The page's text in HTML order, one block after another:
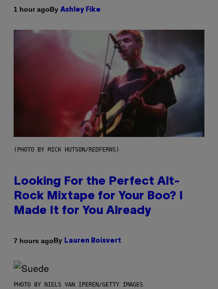
1 hour agoBy Ashley Fike
(PHOTO BY MICK HUTSON/REDFERNS)
Looking For the Perfect Alt-
Rock Mixtape for Your Boo? I
Made It for You Already
7 hours agoBy Lauren Boisvert
PHOTO BY NIELS VAN IPEREN/GETTY IMAGES